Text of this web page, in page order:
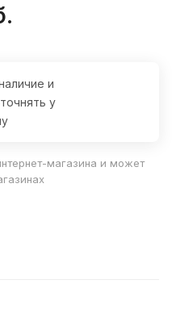
и
у
магазина и может